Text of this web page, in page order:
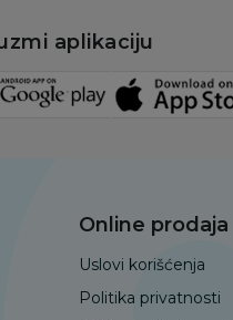
aplikaciju
Online prodaja
Uslovi korišćenja
Politika privatnosti